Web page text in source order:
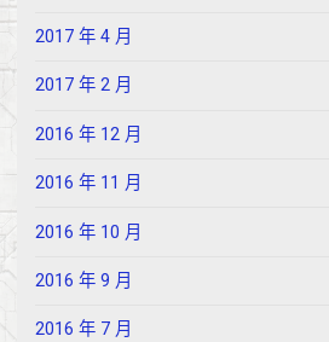
2017 年 4 月
2017 年 2 月
2016 年 12 月
2016 年 11 月
2016 年 10 月
2016 年 9 月
2016 年 7 月